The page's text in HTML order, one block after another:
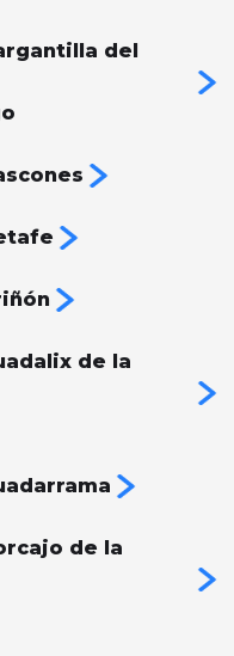
del
de la
de la